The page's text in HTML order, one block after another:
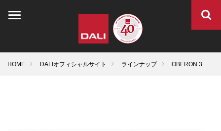
HOME DALIオフィシャルサイト ラインナップ OBERON 3